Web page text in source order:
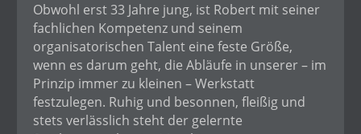
Obwohl erst 33 Jahre jung, ist Robert mit seiner
fachlichen Kompetenz und seinem
organisatorischen Talent eine feste Größe,
wenn es darum geht, die Abläufe in unserer – im
Prinzip immer zu kleinen – Werkstatt
festzulegen. Ruhig und besonnen, fleißig und
stets verlässlich steht der gelernte